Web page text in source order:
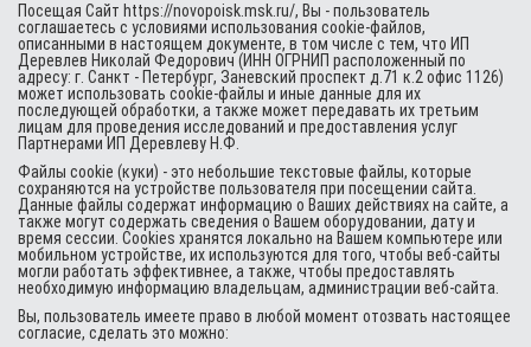
Посещая Сайт https://novopoisk.msk.ru/, Вы - пользователь
соглашаетесь с условиями использования cookie-файлов,
описанными в настоящем документе, в том числе с тем, что ИП
Деревлев Николай Федорович (ИНН ОГРНИП расположенный по
адресу: г. Санкт - Петербург, Заневский проспект д.71 к.2 офис 1126)
может использовать cookie-файлы и иные данные для их
последующей обработки, а также может передавать их третьим
лицам для проведения исследований и предоставления услуг
Партнерами ИП Деревлеву Н.Ф.
Файлы cookie (куки) - это небольшие текстовые файлы, которые
сохраняются на устройстве пользователя при посещении сайта.
Данные файлы содержат информацию о Ваших действиях на сайте, а
также могут содержать сведения о Вашем оборудовании, дату и
время сессии. Cookies хранятся локально на Вашем компьютере или
мобильном устройстве, их используются для того, чтобы веб-сайты
могли работать эффективнее, а также, чтобы предоставлять
необходимую информацию владельцам, администрации веб-сайта.
Вы, пользователь имеете право в любой момент отозвать настоящее
согласие, сделать это можно: